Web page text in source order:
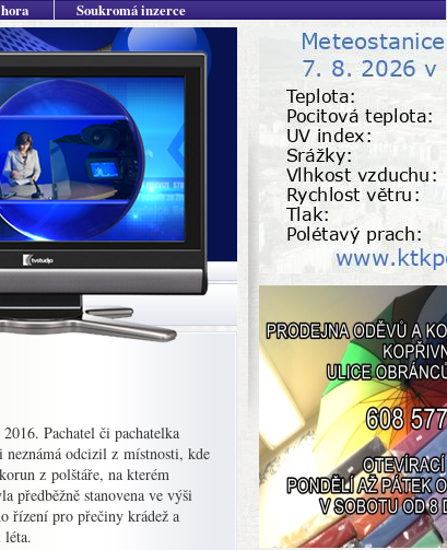
Soukromá inzerce
Pachatel či pachatelka
neznámá odcizil z místnosti, kde
z polštáře, na kterém
předběžně stanovena ve výši
řízení pro přečiny krádež a
léta.